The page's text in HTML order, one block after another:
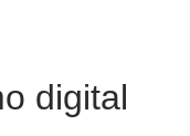
digital